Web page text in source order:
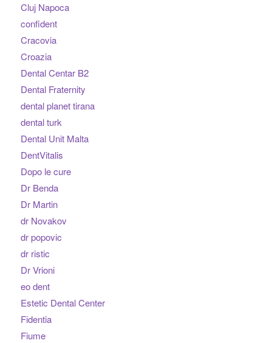
Cluj Napoca
confident
Cracovia
Croazia
Dental Centar B2
Dental Fraternity
dental planet tirana
dental turk
Dental Unit Malta
DentVitalis
Dopo le cure
Dr Benda
Dr Martin
dr Novakov
dr popovic
dr ristic
Dr Vrioni
eo dent
Estetic Dental Center
Fidentia
Fiume